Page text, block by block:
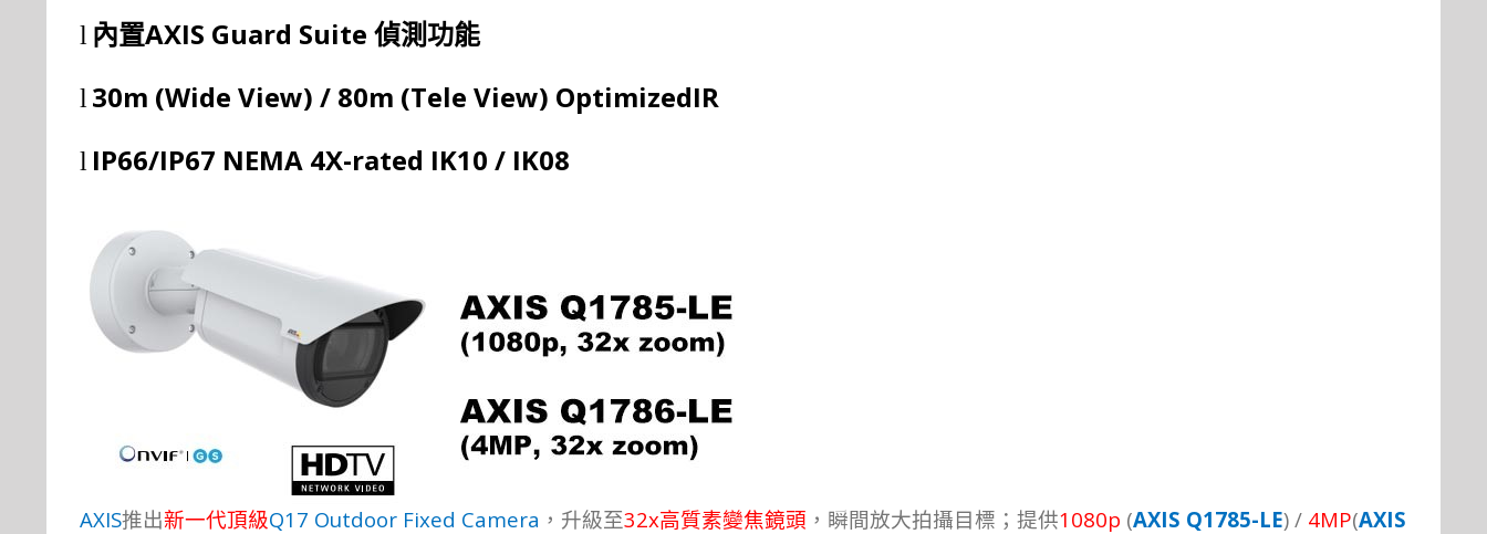
l 內置AXIS Guard Suite 偵測 功能
l 30m (Wide View) / 80m (Tele View) OptimizedIR
l IP66/IP67 NEMA 4X-rated IK10 / IK08
AXIS推出新一代頂級Q17 Outdoor Fixed Camera ， 升級至32x高質素變焦鏡頭 ， 瞬間放大拍攝 目 標； 提供1080p (AXIS Q1785-LE) / 4MP(AXIS